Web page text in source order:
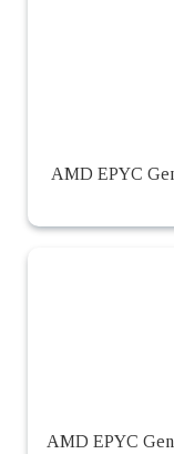
AMD EPYC
AMD EPYC